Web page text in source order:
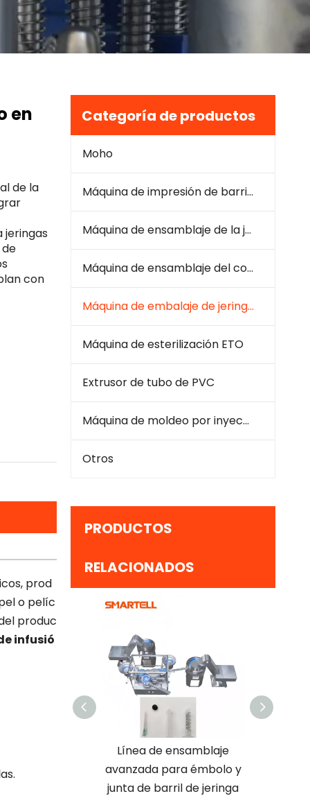
en
de la
jeringas
con
prod
o pelíc
produc
infusió
Categoría de productos
Moho
Máquina de impresión de barril de jeringa
Máquina de ensamblaje de la jeringa
Máquina de ensamblaje del conjunto de infusión
Máquina de embalaje de jeringa e infusión
Máquina de esterilización ETO
Extrusor de tubo de PVC
Máquina de moldeo por inyección de plástico
Otros
PRODUCTOS
RELACIONADOS
productos
Línea de ensamblaje
avanzada para émbolo y
junta de barril de jeringa